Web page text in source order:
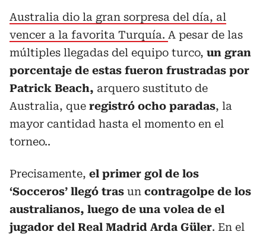
Australia dio la gran sorpresa del día, al
vencer a la favorita Turquía. A pesar de las
múltiples llegadas del equipo turco, un gran
porcentaje de estas fueron frustradas por
Patrick Beach, arquero sustituto de
Australia, que registró ocho paradas, la
mayor cantidad hasta el momento en el
torneo..
Precisamente, el primer gol de los
‘Socceros’ llegó tras un contragolpe de los
australianos, luego de una volea de el
jugador del Real Madrid Arda Güler. En el